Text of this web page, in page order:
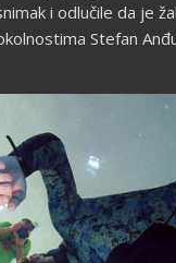
i odlučile da je
Stefan